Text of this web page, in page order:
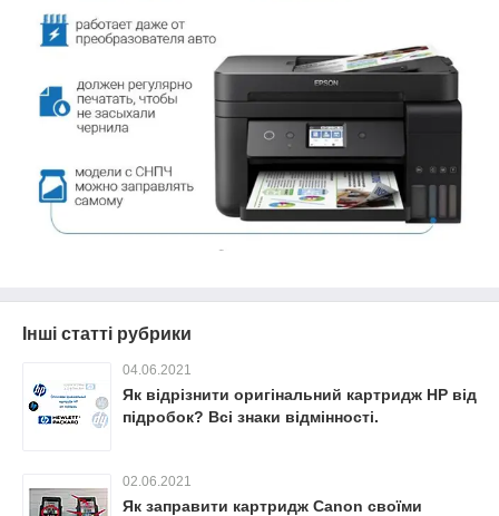
Інші статті рубрики
04.06.2021
Як відрізнити оригінальний картридж HP від
підробок? Всі знаки відмінності.
02.06.2021
Як заправити картридж Canon своїми